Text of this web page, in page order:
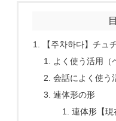
【주차하다】チュ
よく使う活用（
会話によく使う
連体形の形
連体形【現